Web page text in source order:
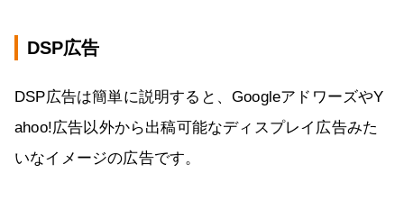
DSP広告
DSP広告は簡単に説明すると、GoogleアドワーズやY
ahoo!広告以外から出稿可能なディスプレイ広告みた
いなイメージの広告です。